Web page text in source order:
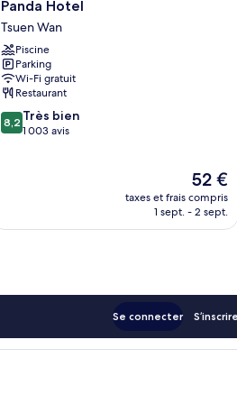
Panda
Hotel
Tsuen
Wan
Panda Hotel
Tsuen Wan
Piscine
Parking
Wi-Fi gratuit
Restaurant
8.2
sur
8,2 Très bien
1 003 avis
Le
nouveau
prix
52 €
taxes et frais compris
1 sept. - 2 sept.
Se connecter